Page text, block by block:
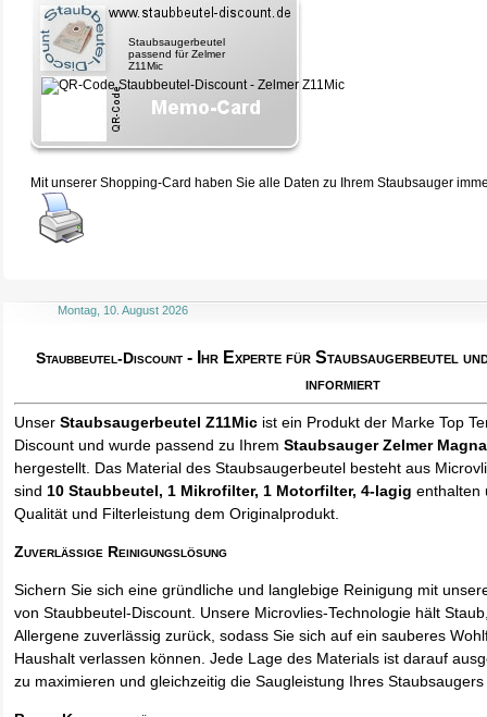
Staubsaugerbeutel
passend für Zelmer
Z11Mic
Mit unserer Shopping-Card haben Sie alle Daten zu Ihrem Staubsauger
Montag, 10. August 2026
Staubbeutel-Discount - Ihr Experte für Staubsaugerbeutel
informiert
UnserStaubsaugerbeutel Z11Mic ist ein Produkt der Marke Top
Discount und wurde passend zu IhremStaubsauger Zelmer
hergestellt. Das Material des Staubsaugerbeutel besteht aus
sind 10 Staubbeutel, 1 Mikrofilter, 1 Motorfilter, 4-lagig enthalten
Qualität und Filterleistung dem Originalprodukt.
Zuverlässige Reinigungslösung
Sichern Sie sich eine gründliche und langlebige Reinigung mit
von Staubbeutel-Discount. Unsere Microvlies-Technologie hält
Allergene zuverlässig zurück, sodass Sie sich auf ein sauberes
Haushalt verlassen können. Jede Lage des Materials ist darauf
zu maximieren und gleichzeitig die Saugleistung Ihres